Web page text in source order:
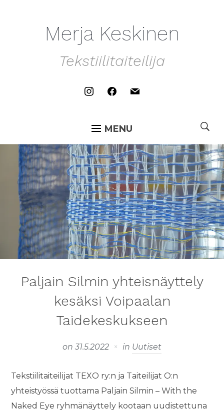
Merja Keskinen
Tekstiilitaiteilija
instagramfacebook
mail
MENU
Paljain Silmin yhteisnäyttely
kesäksi Voipaalan
Taidekeskukseen
on31.5.2022 in Uutiset
Tekstiilitaiteilijat TEXO ry:n ja Taiteilijat O:n
yhteistyössä tuottama Paljain Silmin – With the
Naked Eye ryhmänäyttely kootaan uudistettuna